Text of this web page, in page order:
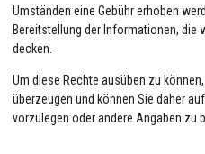
Umständen eine Gebühr erhoben
Bereitstellung der Informationen, die
decken.
Um diese Rechte ausüben zu
überzeugen und können Sie daher
vorzulegen oder andere Angaben zu